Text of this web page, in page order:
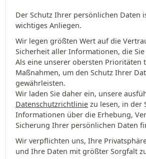
Der Schutz Ihrer persönlichen Daten
wichtiges Anliegen.
Wir legen größten Wert auf die
Sicherheit aller Informationen, die
Als eine unserer obersten Prioritäten
Maßnahmen, um den Schutz Ihrer
gewährleisten.
Wir laden Sie daher ein, unsere
Datenschutzrichtlinie zu lesen, in der
Informationen über die Erhebung,
Sicherung Ihrer persönlichen Daten
Wir verpflichten uns, Ihre
und Ihre Daten mit größter Sorgfalt